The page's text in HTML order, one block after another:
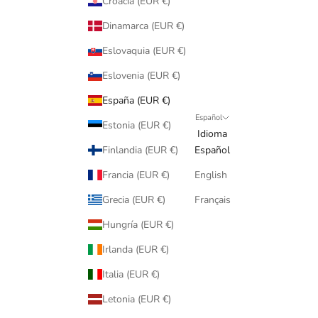
Dinamarca (EUR €)
Eslovaquia (EUR €)
Eslovenia (EUR €)
España (EUR €)
Estonia (EUR €)
Finlandia (EUR €)
Francia (EUR €)
Grecia (EUR €)
Hungría (EUR €)
Irlanda (EUR €)
Italia (EUR €)
Letonia (EUR €)
Español
Idioma
Español
English
Français